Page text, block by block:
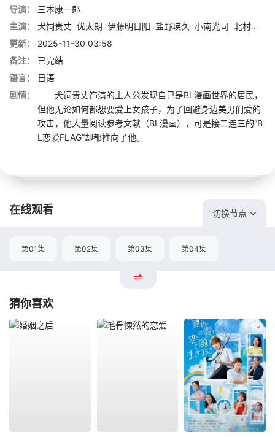
导演：
三木康一郎
主演：
犬饲贵丈 优太朗 伊藤明日阳 盐野瑛久 小南光司 北村谅
更新：
2025-11-30 03:58
备注：
已完结
语言：
日语
剧情：
犬饲贵丈饰演的主人公发现自己是BL漫画世界的居民，
但他无论如何都想要爱上女孩子，为了回避身边美男们爱的
攻击，他大量阅读参考文献（BL漫画），可是接二连三的“B
L恋爱FLAG”却都推向了他。
在线观看 切换节点
第01集 第02集 第03集 第04集
猜你喜欢